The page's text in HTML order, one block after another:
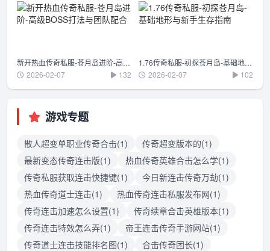
新开热血传奇私服-苍月岛进阶-高级BOSS打法与团队配合
2026-02-07
132
1.76传奇私服-初探苍月岛-基础地形与新手生存指南
2026-02-07
102
游戏专题
散人超变单职业传奇合击(1)
传奇超变版本的(1)
最新变态传奇连击版(1)
热血传奇英雄合击怎么学(1)
传奇私服获取连击快捷键(1)
今日新连击传奇万劫(1)
热血传奇道士连击(1)
热血传奇连击私服发布网(1)
传奇连击加速怎么设置(1)
传奇续章合击英雄版本(1)
传奇连击特效怎么弄(1)
帝王连击传奇手游网站(1)
传奇道士连击技能排名图(1)
合击传奇团长(1)